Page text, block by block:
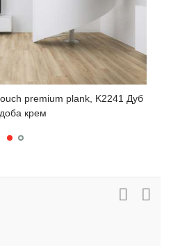
premium plank, K2241 Дуб
крем